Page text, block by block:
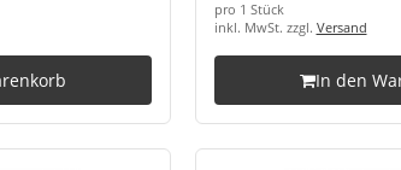
pro 1 Stück
inkl. MwSt. zzgl. Versand
In den